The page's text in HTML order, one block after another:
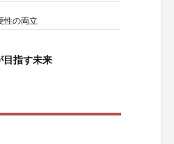
性の両立
目指す未来